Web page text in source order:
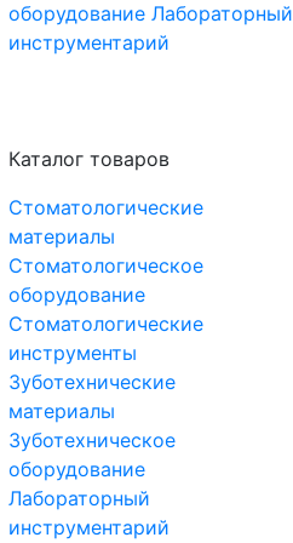
оборудование Лабораторный
инструментарий
Каталог товаров
Стоматологические
материалы
Стоматологическое
оборудование
Стоматологические
инструменты
Зуботехнические
материалы
Зуботехническое
оборудование
Лабораторный
инструментарий